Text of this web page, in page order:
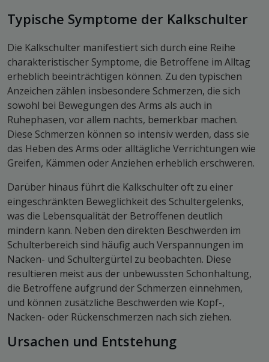
Typische Symptome der Kalkschulter
Die Kalkschulter manifestiert sich durch eine Reihe
charakteristischer Symptome, die Betroffene im Alltag
erheblich beeinträchtigen können. Zu den typischen
Anzeichen zählen insbesondere Schmerzen, die sich
sowohl bei Bewegungen des Arms als auch in
Ruhephasen, vor allem nachts, bemerkbar machen.
Diese Schmerzen können so intensiv werden, dass sie
das Heben des Arms oder alltägliche Verrichtungen wie
Greifen, Kämmen oder Anziehen erheblich erschweren.
Darüber hinaus führt die Kalkschulter oft zu einer
eingeschränkten Beweglichkeit des Schultergelenks,
was die Lebensqualität der Betroffenen deutlich
mindern kann. Neben den direkten Beschwerden im
Schulterbereich sind häufig auch Verspannungen im
Nacken- und Schultergürtel zu beobachten. Diese
resultieren meist aus der unbewussten Schonhaltung,
die Betroffene aufgrund der Schmerzen einnehmen,
und können zusätzliche Beschwerden wie Kopf-,
Nacken- oder Rückenschmerzen nach sich ziehen.
Ursachen und Entstehung